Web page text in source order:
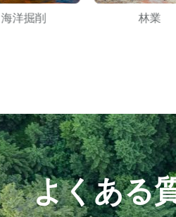
海洋掘削 林業
よくある